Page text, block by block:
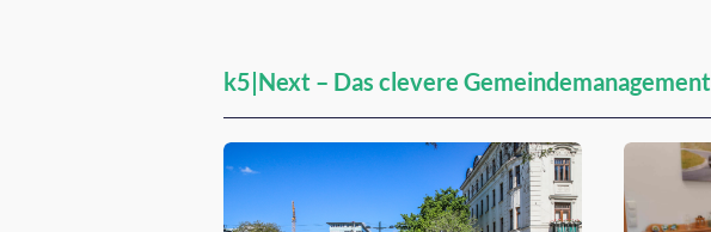
k5|Next – Das clevere Gemeindemanagement
Empfehlungen für dich: